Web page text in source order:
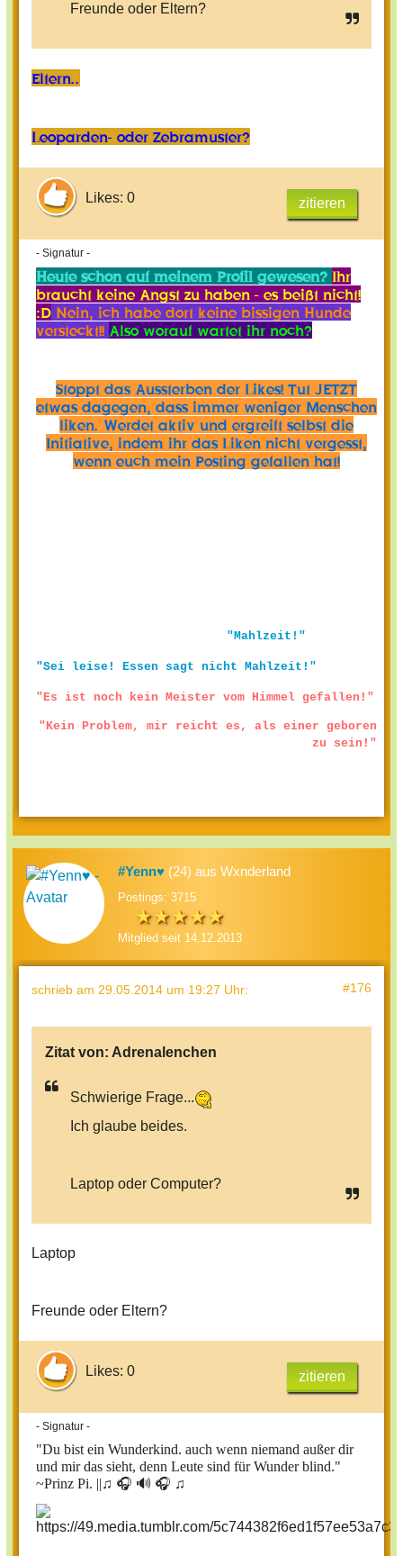
Freunde oder Eltern?
Eltern..
Leoparden- oder Zebramuster?
Likes: 0 zitieren
- Signatur -
Heute schon auf meinem Profil gewesen? Ihr
braucht keine Angst zu haben - es beißt nicht!
:D Nein, ich habe dort keine bissigen Hunde
versteckt!! Also worauf wartet ihr noch?
Stoppt das Aussterben der Likes! Tut JETZT
etwas dagegen, dass immer weniger Menschen
liken. Werdet aktiv und ergreift selbst die
Initiative, indem ihr das Liken nicht vergesst,
wenn euch mein Posting gefallen hat!
"Mahlzeit!"
"Sei leise! Essen sagt nicht Mahlzeit!"
"Es ist noch kein Meister vom Himmel gefallen!"
"Kein Problem, mir reicht es, als einer geboren
zu sein!"
#Yenn♥ (24) aus Wxnderland
Postings: 3715
Mitglied seit 14.12.2013
schrieb am 29.05.2014 um 19:27 Uhr: #176
Zitat von: Adrenalenchen
Schwierige Frage...
Ich glaube beides.
Laptop oder Computer?
Laptop
Freunde oder Eltern?
Likes: 0 zitieren
- Signatur -
"Du bist ein Wunderkind. auch wenn niemand außer dir
und mir das sieht, denn Leute sind für Wunder blind."
~Prinz Pi. ||♫ 🎧 🔊 🎧 ♫